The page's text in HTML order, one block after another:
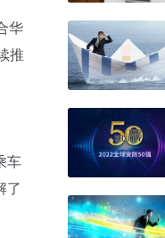
华
推
车
了